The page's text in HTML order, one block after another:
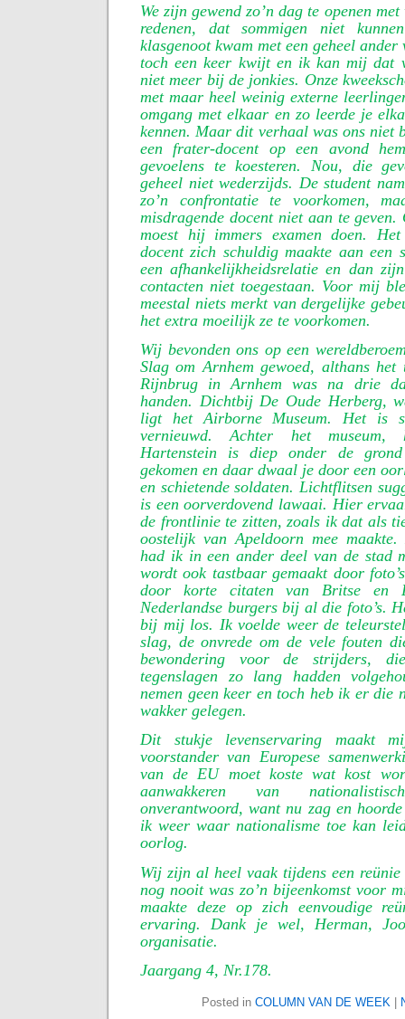
We zijn gewend zo’n dag te openen
redenen, dat sommigen niet
klasgenoot kwam met een geheel
toch een keer kwijt en ik kan mij dat
niet meer bij de jonkies. Onze
met maar heel weinig externe
omgang met elkaar en zo leerde je
kennen. Maar dit verhaal was ons niet
een frater-docent op een avond
gevoelens te koesteren. Nou, die
geheel niet wederzijds. De student
zo’n confrontatie te voorkomen,
misdragende docent niet aan te geven.
moest hij immers examen doen.
docent zich schuldig maakte aan een
een afhankelijkheidsrelatie en dan
contacten niet toegestaan. Voor mij
meestal niets merkt van dergelijke
het extra moeilijk ze te voorkomen.
Wij bevonden ons op een
Slag om Arnhem gewoed, althans het
Rijnbrug in Arnhem was na drie
handen. Dichtbij De Oude Herberg,
ligt het Airborne Museum. Het is
vernieuwd. Achter het museum,
Hartenstein is diep onder de
gekomen en daar dwaal je door een
en schietende soldaten. Lichtflitsen
is een oorverdovend lawaai. Hier
de frontlinie te zitten, zoals ik dat als
oostelijk van Apeldoorn mee
had ik in een ander deel van de stad
wordt ook tastbaar gemaakt door
door korte citaten van Britse en
Nederlandse burgers bij al die foto’s.
bij mij los. Ik voelde weer de
slag, de onvrede om de vele fouten
bewondering voor de strijders,
tegenslagen zo lang hadden
nemen geen keer en toch heb ik er die
wakker gelegen.
Dit stukje levenservaring maakt
voorstander van Europese
van de EU moet koste wat kost
aanwakkeren van
onverantwoord, want nu zag en
ik weer waar nationalisme toe kan
oorlog.
Wij zijn al heel vaak tijdens een reünie
nog nooit was zo’n bijeenkomst voor
maakte deze op zich eenvoudige
ervaring. Dank je wel, Herman,
organisatie.
Jaargang 4, Nr.178.
Posted in COLUMN VAN DE WEEK